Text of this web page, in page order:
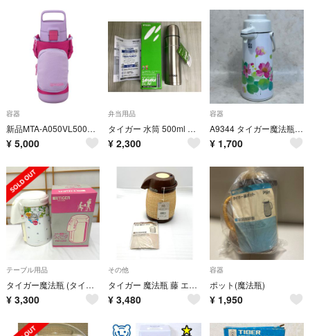
容器
新品MTA-A050VL500mlフリーストップ食洗機対応広口紫
¥ 5,000
弁当用品
タイガー 水筒 500ml コップ スタンダード タイプ MSC-C050-XS
¥ 2,300
容器
A9344 タイガー魔法瓶 エアーポット PAG-2200
¥ 1,700
テーブル用品
タイガー魔法瓶 (タイガーマホウビン) キッチン用品 TIGER LOUIS PITAUD ルイ・ピトー タイガーレディポット らくで～す PNH-2200 2.24L 卓上ポット 保温ポット 保冷ポット 昭和レトロ【中古】
¥ 3,300
その他
タイガー 魔法瓶 藤 エアーポット PNJ-2200 ブラウン
¥ 3,480
容器
ポット(魔法瓶)
¥ 1,950